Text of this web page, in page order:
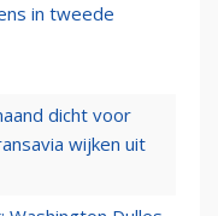
in tweede
dicht voor
wijken uit